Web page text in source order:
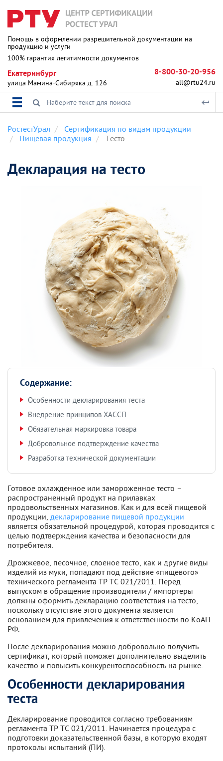
Помощь в оформлении разрешительной документации на
продукцию и услуги
100% гарантия легитимности документов
Екатеринбург
улица Мамина-Сибиряка д. 126
8-800-30-20-956
all@rtu24.ru
РостестУрал
Сертификация по видам продукции
Пищевая продукция
Тесто
Декларация на тесто
Содержание:
Особенности декларирования теста
Внедрение принципов ХАССП
Обязательная маркировка товара
Добровольное подтверждение качества
Разработка технической документации
Готовое охлажденное или замороженное тесто –
распространенный продукт на прилавках
продовольственных магазинов. Как и для всей пищевой
продукции, декларирование пищевой продукции
является обязательной процедурой, которая проводится с
целью подтверждения качества и безопасности для
потребителя.
Дрожжевое, песочное, слоеное тесто, как и другие виды
изделий из муки, попадают под действие «пищевого»
технического регламента ТР ТС 021/2011. Перед
выпуском в обращение производители / импортеры
должны оформить декларацию соответствия на тесто,
поскольку отсутствие этого документа является
основанием для привлечения к ответственности по КоАП
РФ.
После декларирования можно добровольно получить
сертификат, который поможет дополнительно выделить
качество и повысить конкурентоспособность на рынке.
Особенности декларирования
теста
Декларирование проводится согласно требованиям
регламента ТР ТС 021/2011. Начинается процедура с
подготовки доказательственной базы, в которую входят
протоколы испытаний (ПИ).